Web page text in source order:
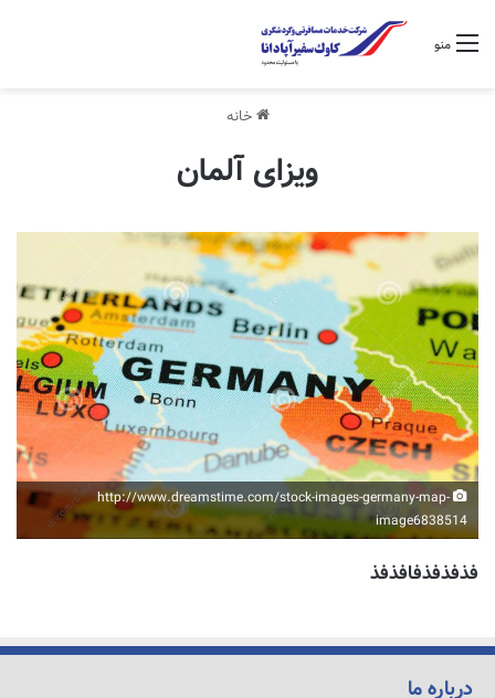
منو
خانه
ویزای آلمان
http://www.dreamstime.com/stock-images-germany-map-
image6838514
فذفذفذفافذفذ
درباره ما